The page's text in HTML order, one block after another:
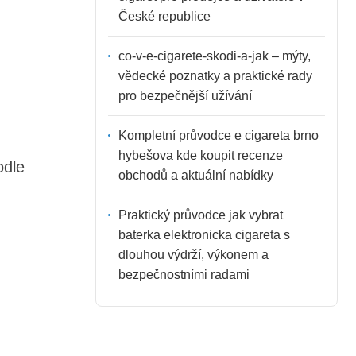
České republice
co-v-e-cigarete-skodi-a-jak – mýty,
vědecké poznatky a praktické rady
pro bezpečnější užívání
Kompletní průvodce e cigareta brno
hybešova kde koupit recenze
obchodů a aktuální nabídky
Praktický průvodce jak vybrat
baterka elektronicka cigareta s
dlouhou výdrží, výkonem a
bezpečnostními radami